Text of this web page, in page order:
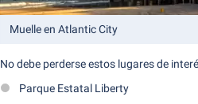
Muelle en Atlantic City
No debe perderse estos lugares de
Parque Estatal Liberty